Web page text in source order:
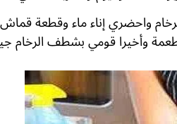
واحضري إناء ماء وقطعة
وأخيرا قومي بشطف